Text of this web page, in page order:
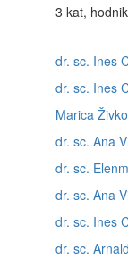
3 kat,
dr. sc. Ines
dr. sc. Ines
Marica Živko
dr. sc. Ana
dr. sc.
dr. sc. Ana
dr. sc. Ines
dr. sc.